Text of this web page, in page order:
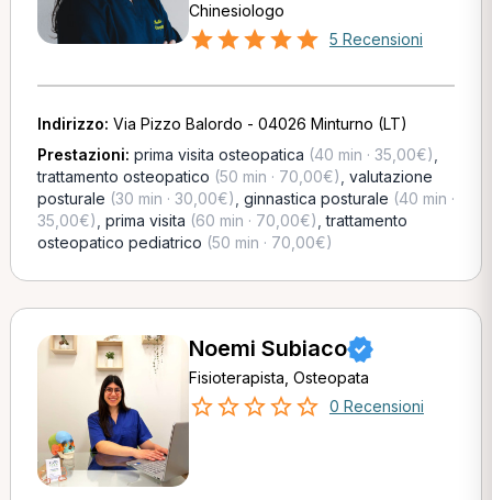
Chinesiologo
5 Recensioni
Indirizzo: Via Pizzo Balordo - 04026 Minturno (LT)
Prestazioni: prima visita osteopatica (40 min · 35,00€)
trattamento osteopatico (50 min · 70,00€) valutazione
posturale (30 min · 30,00€) ginnastica posturale (40 min ·
35,00€) prima visita (60 min · 70,00€) ,trattamento
osteopatico pediatrico (50 min · 70,00€)
Noemi Subiaco
Fisioterapista, Osteopata
0 Recensioni